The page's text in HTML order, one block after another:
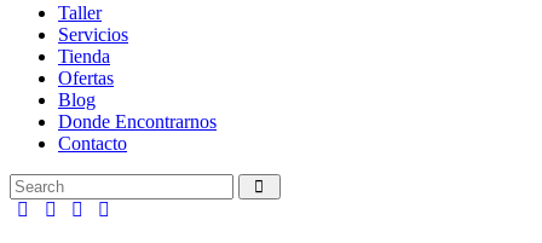
Taller
Servicios
Tienda
Ofertas
Blog
Donde Encontrarnos
Contacto